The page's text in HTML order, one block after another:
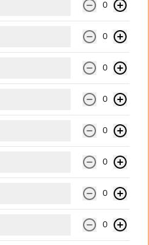
Carne angus, queso cheddar, lechuga,
tomate, cebolla cruda y salsa golf.
Italiana
Carne angus, palta, tomate y
$10.990
0
0
0
0
0
0
0
0